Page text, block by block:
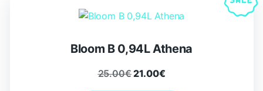
Bloom B 0,94L Athena
25.00€21.00€